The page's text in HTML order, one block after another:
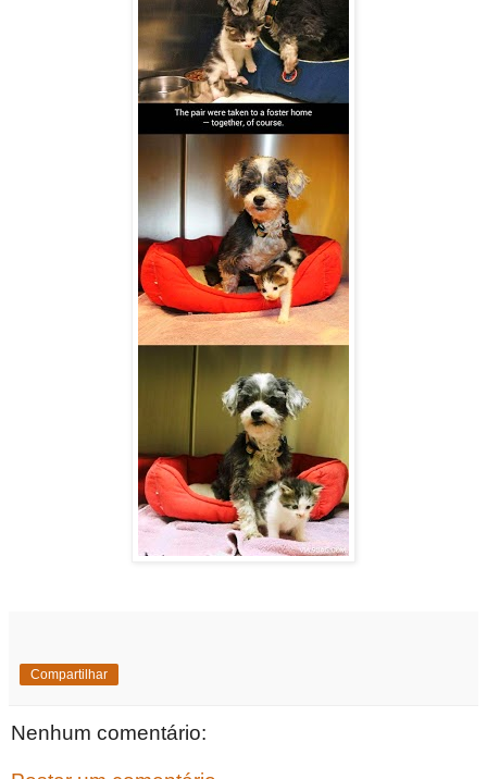
Compartilhar
Nenhum comentário: